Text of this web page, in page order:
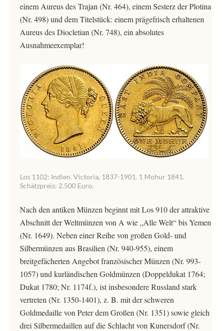
einem Aureus des Trajan (Nr. 464), einem Sesterz der Plotina
(Nr. 498) und dem Titelstück: einem prägefrisch erhaltenen
Aureus des Diocletian (Nr. 748), ein absolutes
Ausnahmeexemplar!
Los 1102: Indien. Victoria, 1837-1901. 1 Mohur 1841.
Schätzpreis: 2.500 Euro.
Nach den antiken Münzen beginnt mit Los 910 der attraktive
Abschnitt der Weltmünzen von A wie „Alle Welt“ bis Yemen
(Nr. 1649). Neben einer Reihe von großen Gold- und
Silbermünzen aus Brasilien (Nr. 940-955), einem
breitgefächerten Angebot französischer Münzen (Nr. 993-
1057) und kurländischen Goldmünzen (Doppeldukat 1764;
Dukat 1780; Nr. 1174f.), ist insbesondere Russland stark
vertreten (Nr. 1350-1401), z. B. mit der schweren
Goldmedaille von Peter dem Großen (Nr. 1351) sowie gleich
drei Silbermedaillen auf die Schlacht von Kunersdorf (Nr.